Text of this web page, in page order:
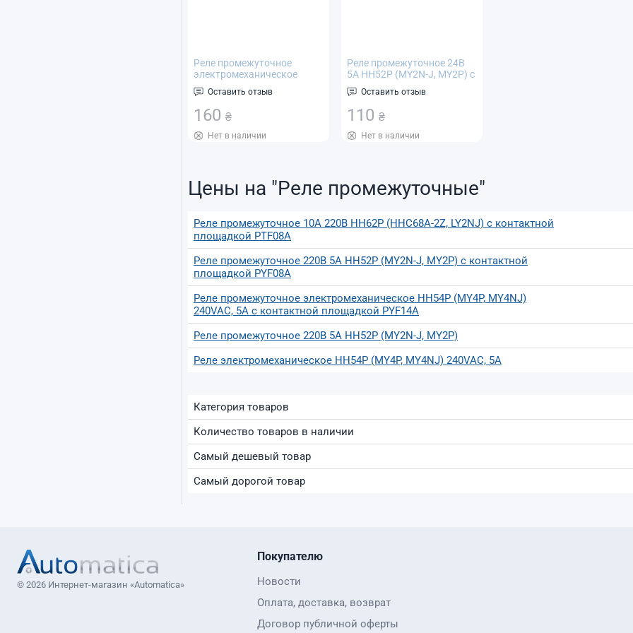
Реле промежуточное
электромеханическое
HH54P (MY4P, MY4NJ)
240VAC, 5A с контактной
площадкой PYF14A
Оставить отзыв
160 ₴
Нет в наличии
Реле промежуточное 24В
5А HH52P (MY2N-J, MY2P) с
контактной площадкой
PYF08A
Оставить отзыв
110₴
Нет в наличии
Цены на "Реле промежуточные"
Реле промежуточное 10А 220В HH62P (HHC68A-2Z, LY2NJ) с контактной
площадкой PTF08A
Реле промежуточное 220В 5А HH52P (MY2N-J, MY2P) с контактной
площадкой PYF08A
Реле промежуточное электромеханическое HH54P (MY4P, MY4NJ)
240VAC, 5A с контактной площадкой PYF14A
Реле промежуточное 220В 5А HH52P (MY2N-J, MY2P)
Реле электромеханическое HH54P (MY4P, MY4NJ) 240VAC, 5A
Категория товаров
Количество товаров в наличии
Самый дешевый товар
Самый дорогой товар
Покупателю
Новости
Оплата, доставка, возврат
Договор публичной оферты
© 2026 Интернет-магазин «Automatica»